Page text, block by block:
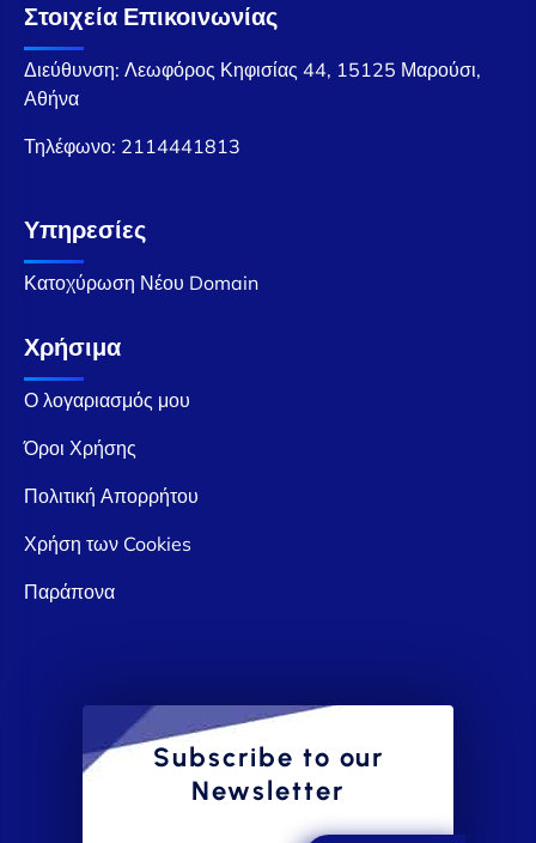
Στοιχεία Επικοινωνίας
Διεύθυνση: Λεωφόρος Κηφισίας 44, 15125 Μαρούσι,
Αθήνα
Τηλέφωνο: 2114441813
Υπηρεσίες
Κατοχύρωση Νέου Domain
Χρήσιμα
Ο λογαριασμός μου
Όροι Χρήσης
Πολιτική Απορρήτου
Χρήση των Cookies
Παράπονα
Subscribe to our
Newsletter